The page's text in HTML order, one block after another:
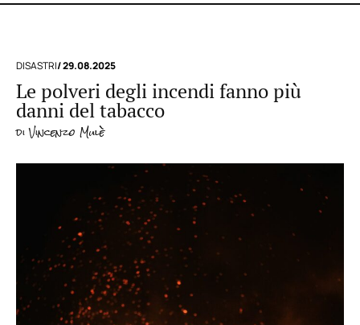
DISASTRI/ 29.08.2025
Le polveri degli incendi fanno più
danni del tabacco
diVincenzo Mulè